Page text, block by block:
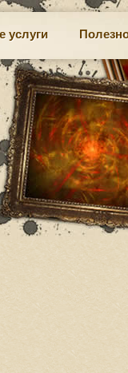
услуги